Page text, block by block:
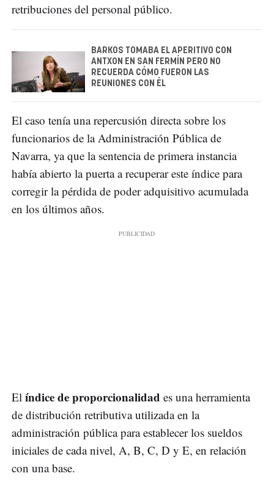
retribuciones del personal público.
BARKOS TOMABA EL APERITIVO CON
ANTXON EN SAN FERMÍN PERO NO
RECUERDA CÓMO FUERON LAS
REUNIONES CON ÉL
El caso tenía una repercusión directa sobre los
funcionarios de la Administración Pública de
Navarra, ya que la sentencia de primera instancia
había abierto la puerta a recuperar este índice para
corregir la pérdida de poder adquisitivo acumulada
en los últimos años.
El índice de proporcionalidad es una herramienta
de distribución retributiva utilizada en la
administración pública para establecer los sueldos
iniciales de cada nivel, A, B, C, D y E, en relación
con una base.